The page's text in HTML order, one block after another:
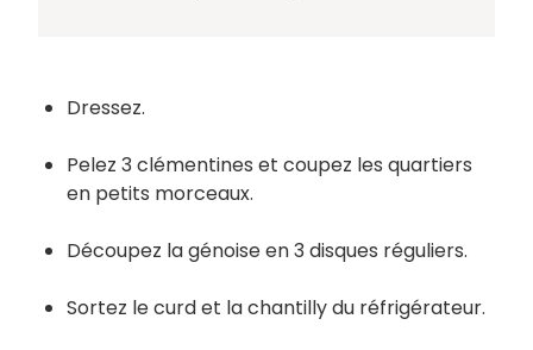
Dressez.
Pelez 3 clémentines et coupez les quartiers
en petits morceaux.
Découpez la génoise en 3 disques réguliers.
Sortez le curd et la chantilly du réfrigérateur.